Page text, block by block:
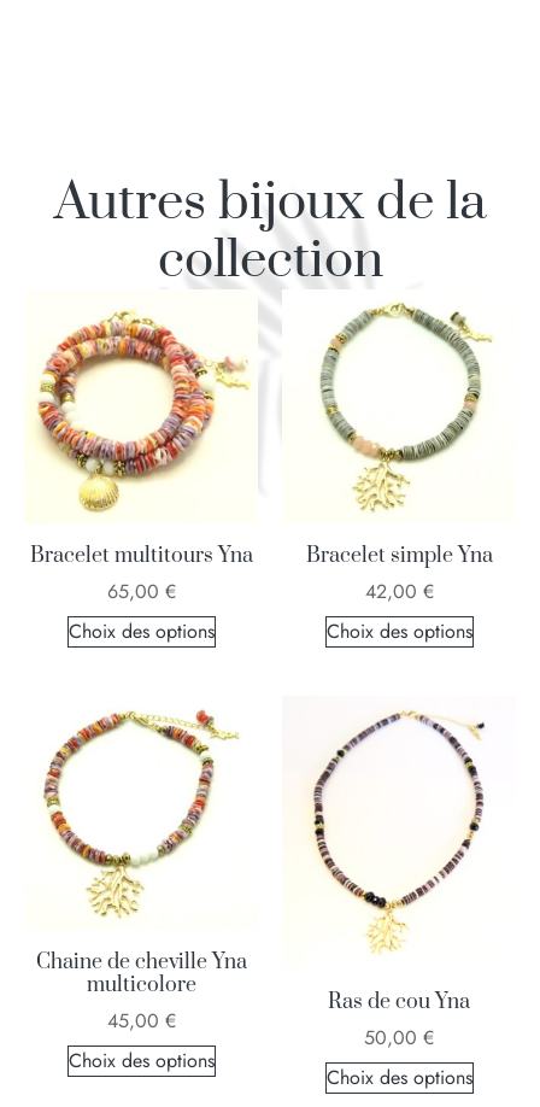
Autres bijoux de la
collection
Bracelet multitours Yna
65,00 €
Choix des options
Bracelet simple Yna
42,00 €
Choix des options
Chaine de cheville Yna
multicolore
45,00 €
Choix des options
Ras de cou Yna
50,00 €
Choix des options